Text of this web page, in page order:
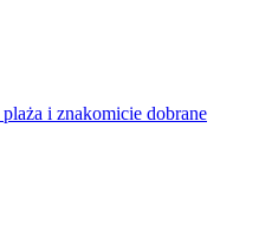
i znakomicie dobrane